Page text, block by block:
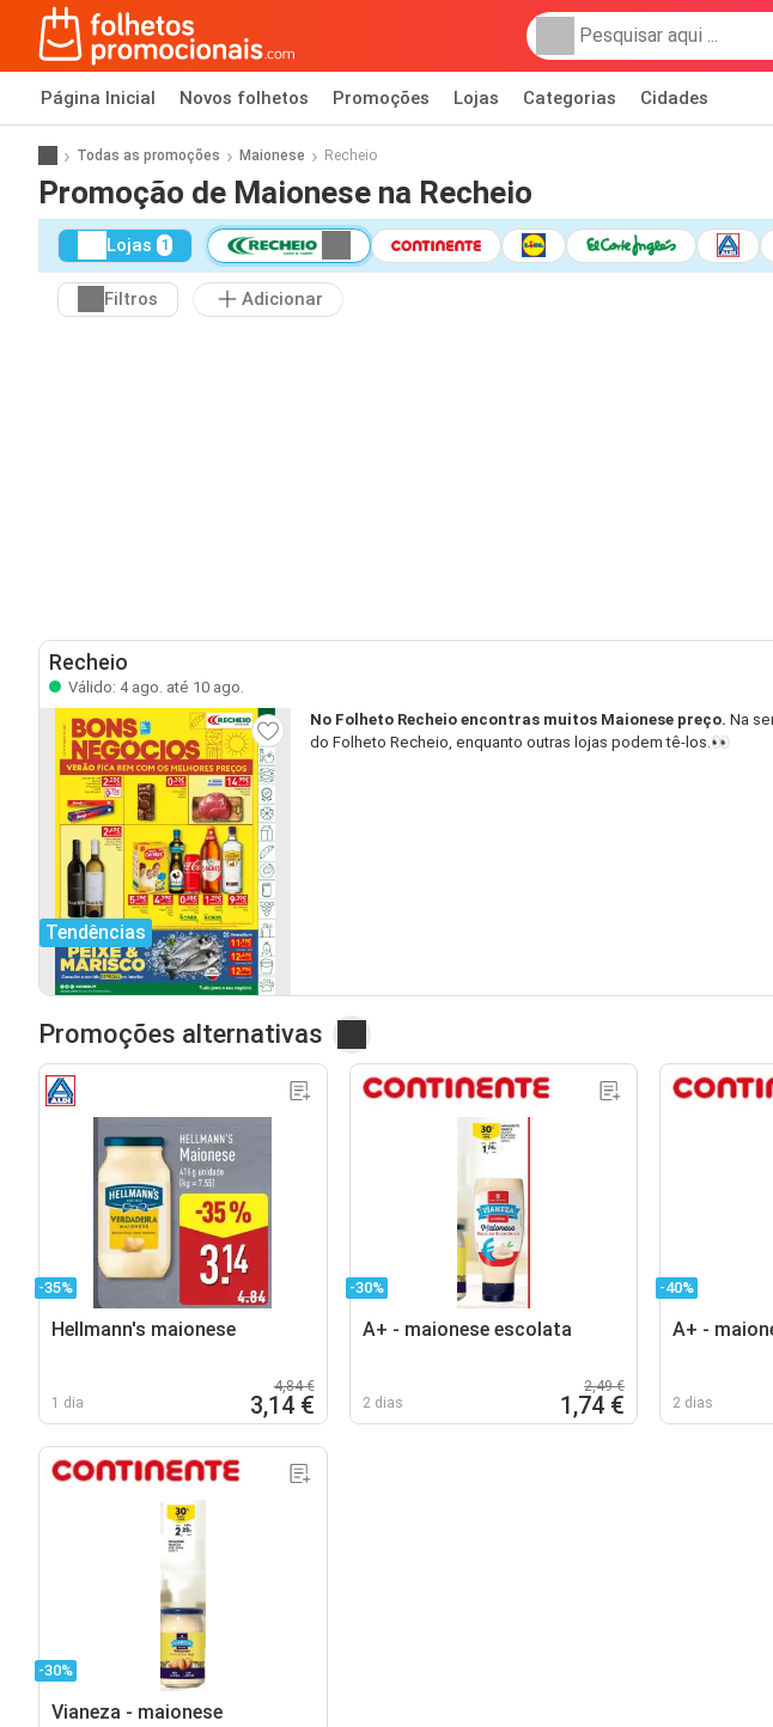
Página Inicial Novos folhetos Promoções Lojas Categorias Cidades
Todas as promoções Maionese Recheio
Promoção de Maionese na Recheio
Lojas 1
Filtros Adicionar
Recheio
Válido: 4 ago. até 10 ago.
Tendências
No Folheto Recheio encontras muitos Maionese preço. Na
do Folheto Recheio, enquanto outras lojas podem tê-los.👀
Promoções alternativas
-35%
Hellmann's maionese
1 dia
4,84 €
3,14 €
-30%
A+ - maionese escolata
2 dias
2,49 €
1,74 €
-40%
A+ -
2 dias
-30%
Vianeza - maionese